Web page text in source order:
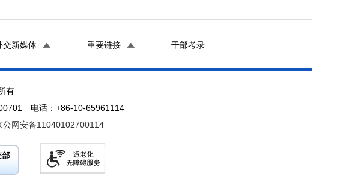
交新媒体 重要链接 干部考录
有
电话：+86-10-65961114
公网安备11040102700114